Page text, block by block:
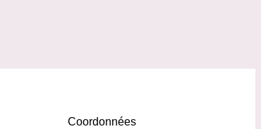
Coordonnées